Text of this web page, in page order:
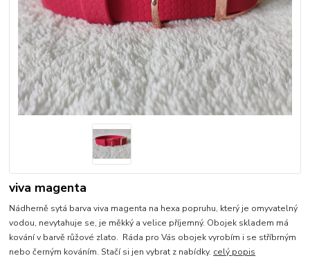
viva magenta
Nádherně sytá barva viva magenta na hexa popruhu, který je omyvatelný
vodou, nevytahuje se, je měkký a velice příjemný. Obojek skladem má
kování v barvě růžové zlato. Ráda pro Vás obojek vyrobím i se stříbrným
nebo černým kováním. Stačí si jen vybrat z nabídky. celý popis